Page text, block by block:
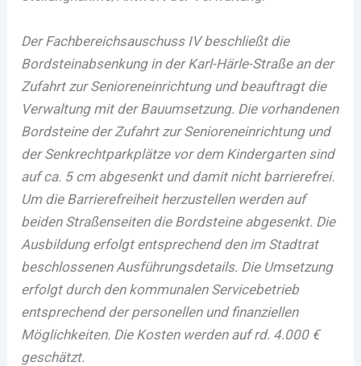
Der Fachbereichsauschuss IV beschließt die
Bordsteinabsenkung in der Karl-Härle-Straße an der
Zufahrt zur Senioreneinrichtung und beauftragt die
Verwaltung mit der Bauumsetzung. Die vorhandenen
Bordsteine der Zufahrt zur Senioreneinrichtung und
der Senkrechtparkplätze vor dem Kindergarten sind
auf ca. 5 cm abgesenkt und damit nicht barrierefrei.
Um die Barrierefreiheit herzustellen werden auf
beiden Straßenseiten die Bordsteine abgesenkt. Die
Ausbildung erfolgt entsprechend den im Stadtrat
beschlossenen Ausführungsdetails. Die Umsetzung
erfolgt durch den kommunalen Servicebetrieb
entsprechend der personellen und finanziellen
Möglichkeiten. Die Kosten werden auf rd. 4.000 €
geschätzt.